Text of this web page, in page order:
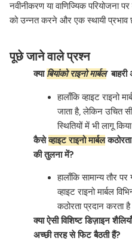
नवीनीकरण या वाणिज्यिक परियोजना पर
को उन्नत करने और एक स्थायी प्रभाव
पूछे जाने वाले प्रश्न
क्याबियांको राइनो मार्बलबाहरी
हालाँकि व्हाइट राइनो
जाता है, लेकिन उचित
स्थितियों में भी लागू
कैसेव्हाइट राइनो मार्बल
की तुलना में?
हालाँकि सामान्य तौर
व्हाइट राइनो मार्बल
कठोरता प्रदान करता
क्या ऐसी विशिष्ट डिज़ाइन
अच्छी तरह से फिट बैठती हैं?